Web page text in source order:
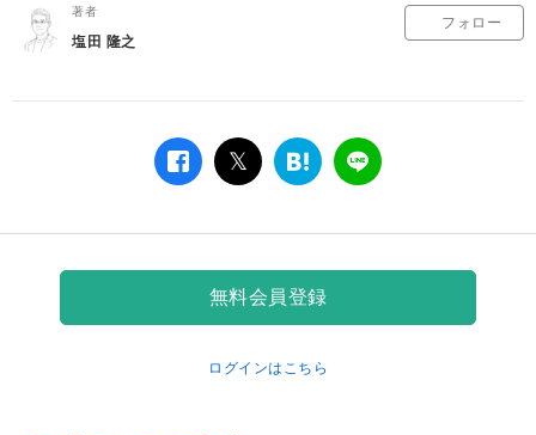
著者
塩田 隆之
フォロー
facebook
twitterは
ブ
ッ
ク
マ
ク
LINE
無料会員登録
ログインはこちら